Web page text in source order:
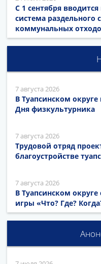
С 1 сентября
система раздельного
коммунальных
7 августа 2026
В Туапсинском
Дня физкультурника
7 августа 2026
Трудовой отряд
благоустройстве
7 августа 2026
В Туапсинском
игры «Что? Где?